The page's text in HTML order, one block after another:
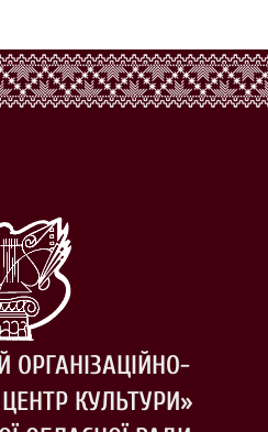
ОРГАНІЗАЦІЙНО-
КУЛЬТУРИ»